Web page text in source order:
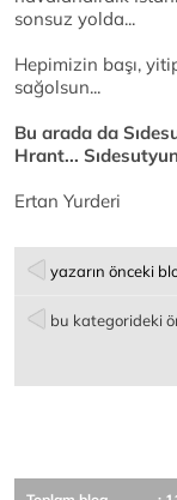
sonsuz yolda...
Hepimizin başı,
sağolsun...
Bu arada da
Hrant...
Ertan Yurderi
yazarın önceki
bu kategorideki